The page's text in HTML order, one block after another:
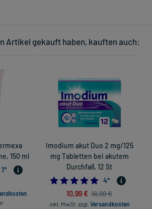
Artikel gekauft haben, kauften auch:
150 ml
5.0
1*
Imodium akut Duo 2 mg/125
mg Tabletten bei akutem
Durchfall, 12 St
5.0
4*
10,99 € 16,99 €
inkl. MwSt. zzgl. Versandkosten